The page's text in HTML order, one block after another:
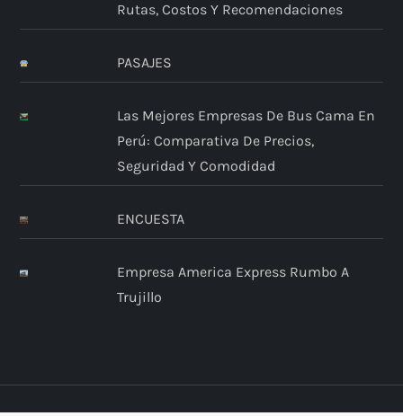
Rutas, Costos Y Recomendaciones
PASAJES
Las Mejores Empresas De Bus Cama En
Perú: Comparativa De Precios,
Seguridad Y Comodidad
ENCUESTA
Empresa America Express Rumbo A
Trujillo